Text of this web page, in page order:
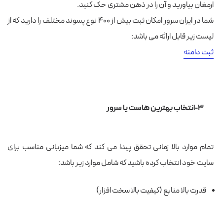
ارمغان بیاورید و آن را در ذهن مشتری حک کنید.
شما در ایران سرور امکان ثبت بیش از ۴۰۰ نوع پسوند مختلف را دارید که از
لیست زیر قابل ارائه می باشد:
ثبت دامنه
۳-انتخاب بهترین هاست یا سرور
تمام موارد بالا زمانی تحقق پیدا می کند که شما میزبانی مناسب برای
سایت خود انتخاب کرده باشید که شامل موارد زیر باشد:
قدرت بالا منابع (کیفیت بالا سخت افزار)